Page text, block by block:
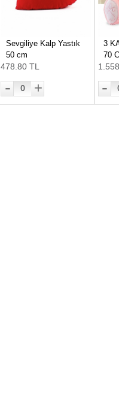
Sevgiliye Kalp Yastık
50 cm
478.80 TL
- 0 +
3
70
-